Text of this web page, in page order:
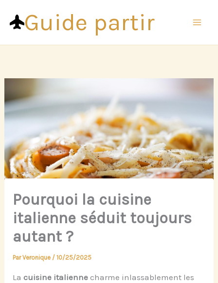
contenuGuide partir
Pourquoi la cuisine
italienne séduit toujours
autant ?
ParVeronique /10/25/2025
Lacuisine italienne charme inlassablement les